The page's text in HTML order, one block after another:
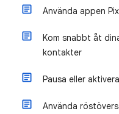
Använda appen
Kom snabbt åt
kontakter
Pausa eller
Använda